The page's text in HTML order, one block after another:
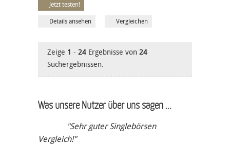
Jetzt testen!
Details ansehen Vergleichen
Zeige 1 - 24 Ergebnisse von 24
Suchergebnissen.
Was unsere Nutzer über uns sagen ...
"Sehr guter Singlebörsen
Vergleich!"